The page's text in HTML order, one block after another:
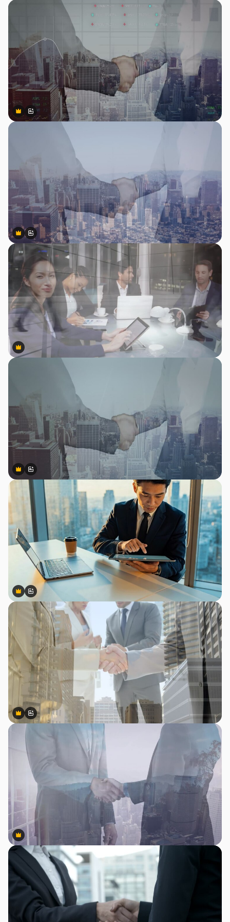
Premium
Premium
สร้างขึ้นโดย AI
Premium
Premium
สร้างขึ้นโดย AI
Premium
Premium
Premium
Premium
สร้างขึ้นโดย AI
Premium
Premium
สร้างขึ้นโดย AI
Premium
Premium
สร้างขึ้นโดย AI
Premium
Premium